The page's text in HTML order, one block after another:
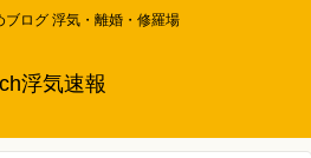
ブログ 浮気・離婚・修羅場
浮気速報